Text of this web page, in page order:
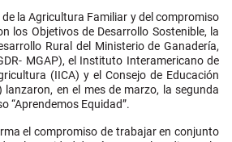
de la Agricultura Familiar y del compromiso
los Objetivos de Desarrollo Sostenible, la
Rural del Ministerio de Ganadería,
MGAP), el Instituto Interamericano de
(IICA) y el Consejo de Educación
lanzaron, en el mes de marzo, la segunda
“Aprendemos Equidad”.
el compromiso de trabajar en conjunto